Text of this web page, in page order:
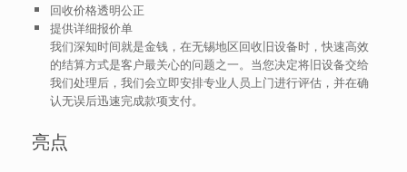
回收价格透明公正
提供详细报价单
我们深知时间就是金钱，在无锡地区回收旧设备时，快速高效
的结算方式是客户最关心的问题之一。当您决定将旧设备交给
我们处理后，我们会立即安排专业人员上门进行评估，并在确
认无误后迅速完成款项支付。
亮点